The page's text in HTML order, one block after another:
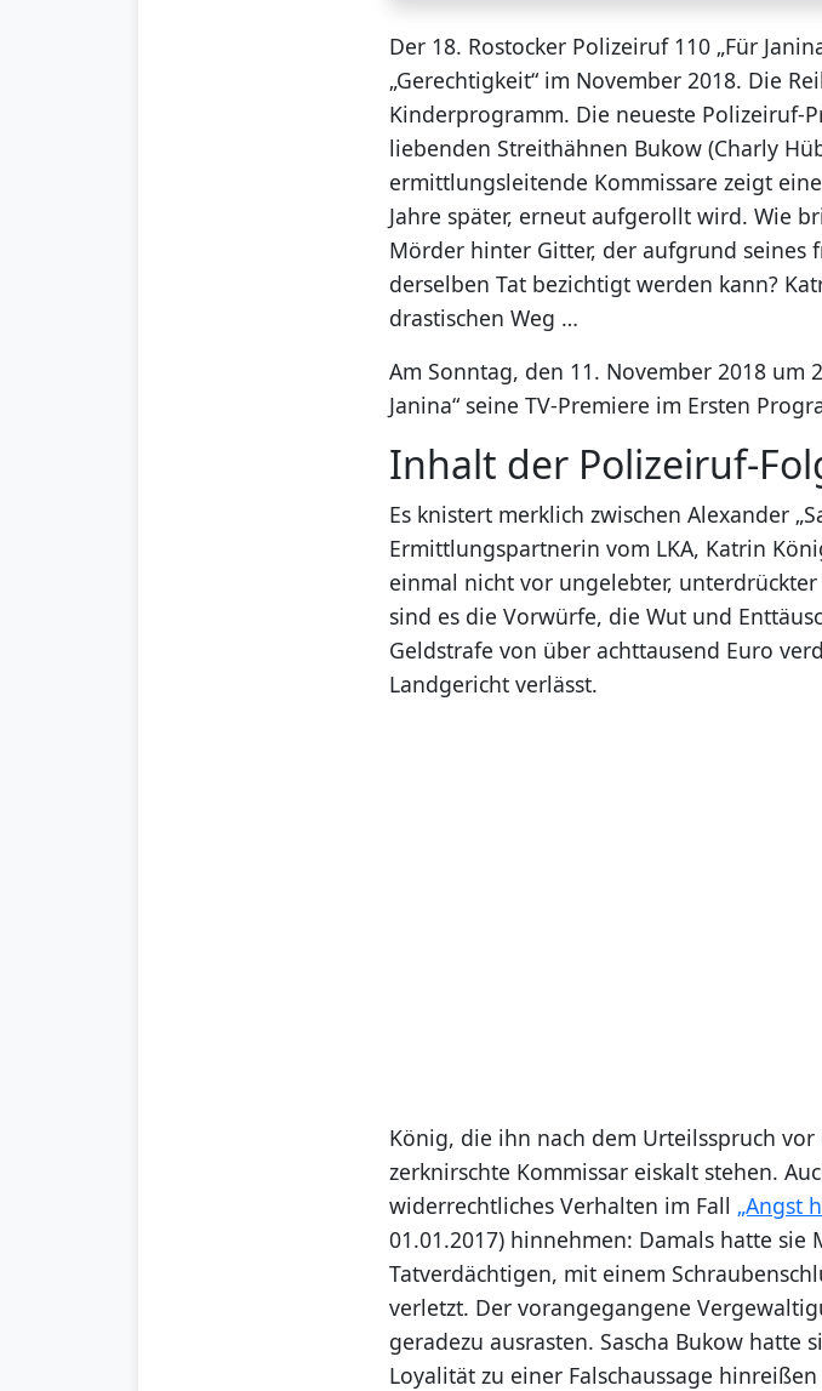
Der 18. Rostocker Polizeiruf 110 „Für
„Gerechtigkeit“ im November 2018. Die
Kinderprogramm. Die neueste Polizeiruf-
liebenden Streithähnen Bukow (Charly
ermittlungsleitende Kommissare zeigt
Jahre später, erneut aufgerollt wird. Wie
Mörder hinter Gitter, der aufgrund seines
derselben Tat bezichtigt werden kann?
drastischen Weg …
Am Sonntag, den 11. November 2018 um
Janina“ seine TV-Premiere im Ersten
Inhalt der Polizeiruf-
Es knistert merklich zwischen Alexander
Ermittlungspartnerin vom LKA, Katrin
einmal nicht vor ungelebter,
sind es die Vorwürfe, die Wut und
Geldstrafe von über achttausend Euro
Landgericht verlässt.
König, die ihn nach dem Urteilsspruch
zerknirschte Kommissar eiskalt stehen.
widerrechtliches Verhalten im Fall „Angst
01.01.2017) hinnehmen: Damals hatte
Tatverdächtigen, mit einem
verletzt. Der vorangegangene
geradezu ausrasten. Sascha Bukow hatte
Loyalität zu einer Falschaussage